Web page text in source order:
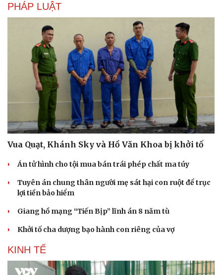
PHÁP LUẬT
Vua Quạt, Khánh Sky và Hồ Văn Khoa bị khởi tố
Án tử hình cho tội mua bán trái phép chất ma túy
Tuyên án chung thân người mẹ sát hại con ruột để trục
lợi tiền bảo hiểm
Giang hồ mạng “Tiến Bịp” lĩnh án 8 năm tù
Khởi tố cha dượng bạo hành con riêng của vợ
KINH TẾ